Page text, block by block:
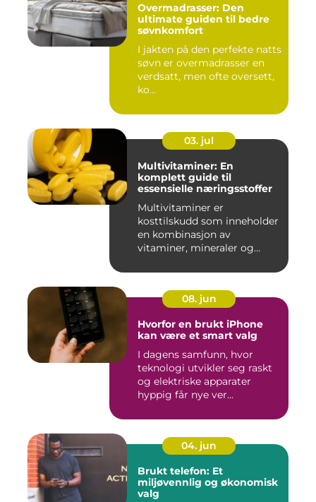
Overmadrasser: Den
ultimate guiden til bedre
søvnkomfort
I jakten på den perfekte natts
søvn er overmadrasser en
verdsatt, men ofte oversett,
ko...
03. jul
Multivitaminer: En
komplett guide til
essensielle næringsstoffer
Multivitaminer er
kosttilskudd som inneholder
en kombinasjon av
vitaminer, mineraler og
08. jun
Hvorfor en brukt iPhone
kan være et smart valg
I dagens samfunn, hvor
teknologi utvikler seg raskt
og elektriske apparater
hyppig får nye ver...
04. jun
Brukt telefon: Et
miljøvennlig og økonomisk
valg